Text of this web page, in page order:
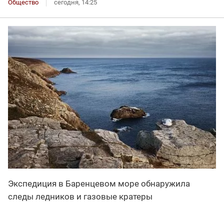
Общество сегодня, 14:25
Экспедиция в Баренцевом море обнаружила
следы ледников и газовые кратеры